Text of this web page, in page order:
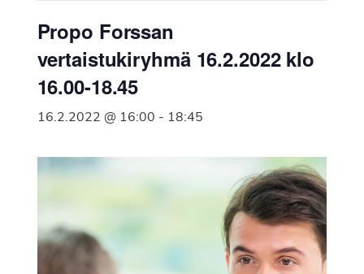
Suomen
Syöpäyhdistyksen
jäsenjärjestö.
Propo Forssan
vertaistukiryhmä 16.2.2022 klo
16.00-18.45
16.2.2022 @ 16:00 - 18:45